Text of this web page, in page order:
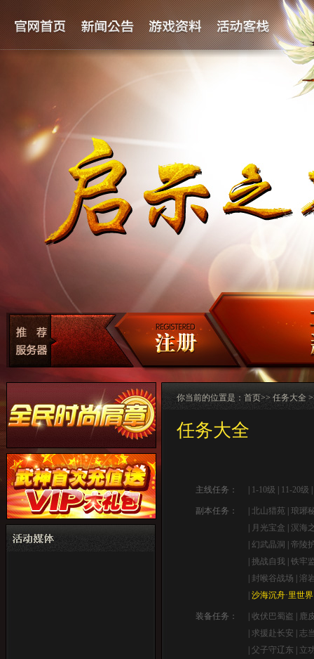
你当前的位置是： 首页>> 任务大全
任务大全
主线任务： 1-10级 11-20级
副本任务： |北山猎苑 |琅琊
月光宝盒 |溟海
|幻武晶洞 |帝陵
|挑战自我 |铁牢
封喉谷战场 |溶
|沙海沉舟·里世界
装备任务： |收伏巴蜀盗
鹿
|求援赴长安 |志
|父子守辽东
立